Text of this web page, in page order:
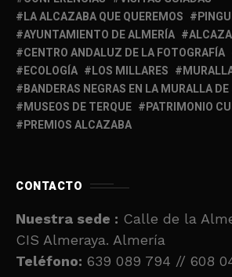
LA ALCAZABA QUE QUEREMOS
AYUNTAMIENTO DE ALMERÍA
CENTRO ANDALUZ DE LA FOTOGRAFÍA
ECOLOGÍA
LOS MILLARES
BANDERAS NEGRAS EN LA MURALLA
MUSEOS DE TERQUE
PATRIMONIO
PREMIOS ALCAZABA
CONTACTO
Nuestra sede : Calle de la
CIS Almeraya. Almería
Teléfono: 639 089 794 // 608